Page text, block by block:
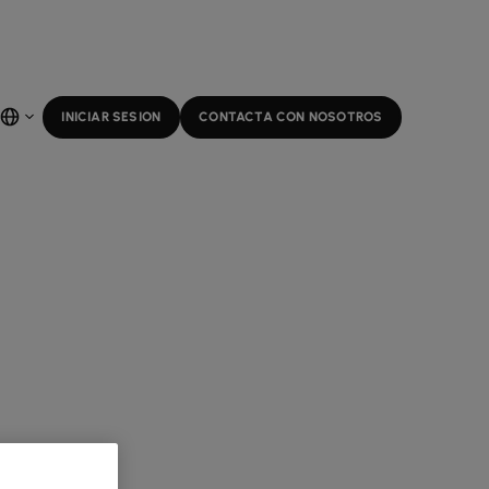
INICIAR SESION CONTACTA CON NOSOTROS